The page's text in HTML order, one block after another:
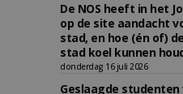
De NOS heeft in het
op de site aandacht
stad, en hoe (én of)
stad koel kunnen
donderdag 16 juli 2026
Geslaagde studenten